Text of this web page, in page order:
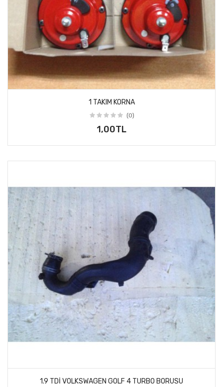
1 TAKIM KORNA
(0)
1,00TL
1.9 TDI VOLKSWAGEN GOLF 4 TURBO BORUSU